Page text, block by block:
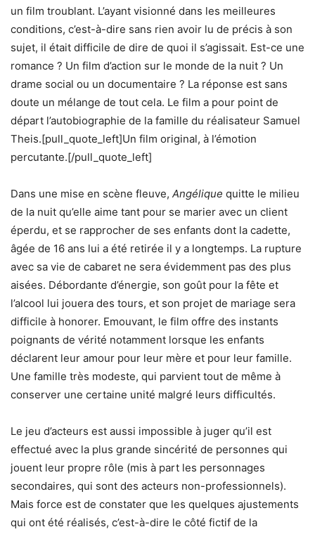
un film troublant. L’ayant visionné dans les meilleures
conditions, c’est-à-dire sans rien avoir lu de précis à son
sujet, il était difficile de dire de quoi il s’agissait. Est-ce une
romance ? Un film d’action sur le monde de la nuit ? Un
drame social ou un documentaire ? La réponse est sans
doute un mélange de tout cela. Le film a pour point de
départ l’autobiographie de la famille du réalisateur Samuel
Theis.[pull_quote_left]Un film original, à l’émotion
percutante.[/pull_quote_left]
Dans une mise en scène fleuve, Angélique quitte le milieu
de la nuit qu’elle aime tant pour se marier avec un client
éperdu, et se rapprocher de ses enfants dont la cadette,
âgée de 16 ans lui a été retirée il y a longtemps. La rupture
avec sa vie de cabaret ne sera évidemment pas des plus
aisées. Débordante d’énergie, son goût pour la fête et
l’alcool lui jouera des tours, et son projet de mariage sera
difficile à honorer. Emouvant, le film offre des instants
poignants de vérité notamment lorsque les enfants
déclarent leur amour pour leur mère et pour leur famille.
Une famille très modeste, qui parvient tout de même à
conserver une certaine unité malgré leurs difficultés.
Le jeu d’acteurs est aussi impossible à juger qu’il est
effectué avec la plus grande sincérité de personnes qui
jouent leur propre rôle (mis à part les personnages
secondaires, qui sont des acteurs non-professionnels).
Mais force est de constater que les quelques ajustements
qui ont été réalisés, c’est-à-dire le côté fictif de la